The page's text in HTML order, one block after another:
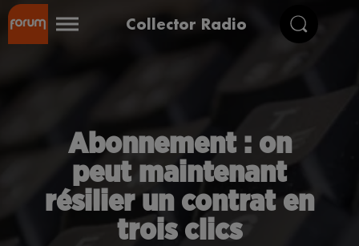
Collector Radio
Abonnement : on
peut maintenant
résilier un contrat en
trois clics